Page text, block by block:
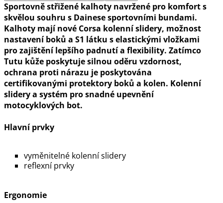
Sportovně střižené kalhoty navržené pro komfort s
skvělou souhru s Dainese sportovními bundami.
Kalhoty mají nové Corsa kolenní slidery, možnost
nastavení boků a S1 látku s elastickými vložkami
pro zajištění lepšího padnutí a flexibility. Zatímco
Tutu kůže poskytuje silnou oděru vzdornost,
ochrana proti nárazu je poskytována
certifikovanými protektory boků a kolen. Kolenní
slidery a systém pro snadné upevnění
motocyklových bot.
Hlavní prvky
Ergonomie